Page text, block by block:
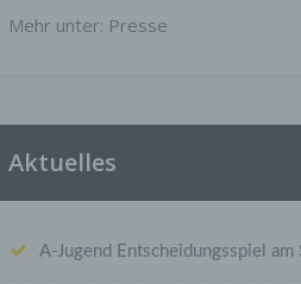
Mehr unter: Presse
Aktuelles
A-Jugend Entscheidungsspiel am